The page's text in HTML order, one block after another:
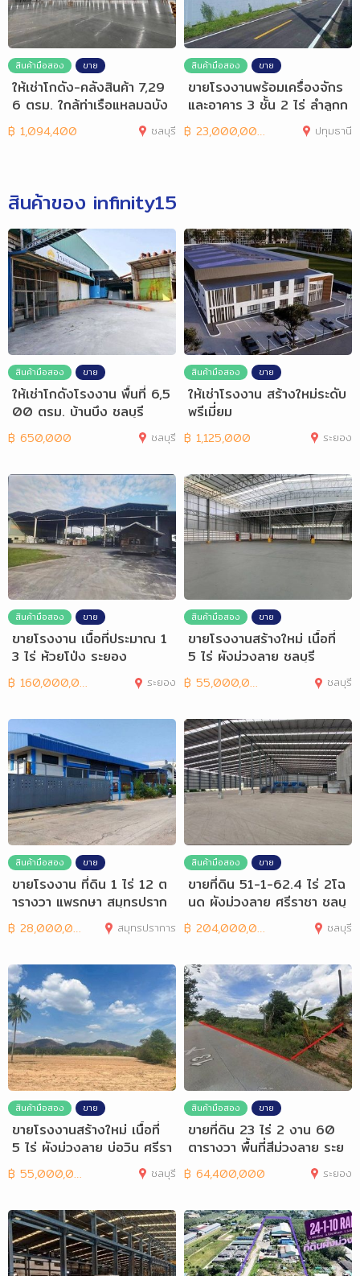
สินค้ามือสอง ขาย
ให้เช่าโกดัง-คลังสินค้า 7,29
6 ตรม. ใกล้ท่าเรือแหลมฉบัง
฿ 1,094,400 ชลบุรี
สินค้ามือสอง ขาย
ขายโรงงานพร้อมเครื่องจักร
และอาคาร 3 ชั้น 2 ไร่ ลำลูกก
า
฿ 23,000,000 ปทุมธานี
สินค้าของ infinity15
สินค้ามือสอง ขาย
ให้เช่าโกดังโรงงาน พื้นที่ 6,5
00 ตรม. บ้านบึง ชลบุรี
฿ 650,000 ชลบุรี
สินค้ามือสอง ขาย
ให้เช่าโรงงาน สร้างใหม่ระดับ
พรีเมี่ยม
฿ 1,125,000 ระยอง
สินค้ามือสอง ขาย
ขายโรงงาน เนื้อที่ประมาณ 1
3 ไร่ ห้วยโป่ง ระยอง
฿ 160,000,000 ระยอง
สินค้ามือสอง ขาย
ขายโรงงานสร้างใหม่ เนื้อที่
5 ไร่ ผังม่วงลาย ชลบุรี
฿ 55,000,000 ชลบุรี
สินค้ามือสอง ขาย
ขายโรงงาน ที่ดิน 1 ไร่ 12 ต
ารางวา แพรกษา สมุทรปราก
าร
฿ 28,000,000 สมุทรปราการ
สินค้ามือสอง ขาย
ขายที่ดิน 51-1-62.4 ไร่ 2โฉ
นด ผังม่วงลาย ศรีราชา ชลบุ
รี
฿ 204,000,000 ชลบุรี
สินค้ามือสอง ขาย
ขายโรงงานสร้างใหม่ เนื้อที่
5 ไร่ ผังม่วงลาย บ่อวิน ศรีรา
ชา
฿ 55,000,000 ชลบุรี
สินค้ามือสอง ขาย
ขายที่ดิน 23 ไร่ 2 งาน 60
ตารางวา พื้นที่สีม่วงลาย ระย
อง
฿ 64,400,000 ระยอง